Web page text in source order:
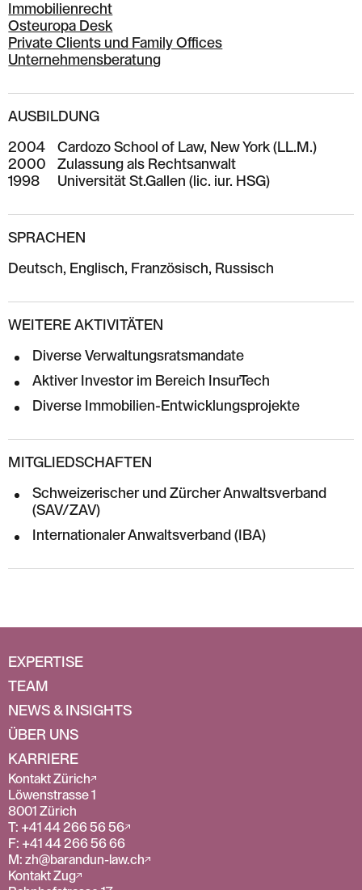
Immobilienrecht
Osteuropa Desk
Private Clients und Family Offices
Unternehmensberatung
AUSBILDUNG
2004
Cardozo School of Law, New York (LL.M.)
2000
Zulassung als Rechtsanwalt
1998
Universität St.Gallen (lic. iur. HSG)
SPRACHEN
Deutsch, Englisch, Französisch, Russisch
WEITERE AKTIVITÄTEN
Diverse Verwaltungsratsmandate
Aktiver Investor im Bereich InsurTech
Diverse Immobilien-Entwicklungsprojekte
MITGLIEDSCHAFTEN
Schweizerischer und Zürcher Anwaltsverband
(SAV/ZAV)
Internationaler Anwaltsverband (IBA)
EXPERTISE
TEAM
NEWS & INSIGHTS
ÜBER UNS
KARRIERE
Kontakt Zürich
Löwenstrasse 1
8001 Zürich
T: +41 44 266 56 56
F: +41 44 266 56 66
M: zh@barandun-law.ch
Kontakt Zug